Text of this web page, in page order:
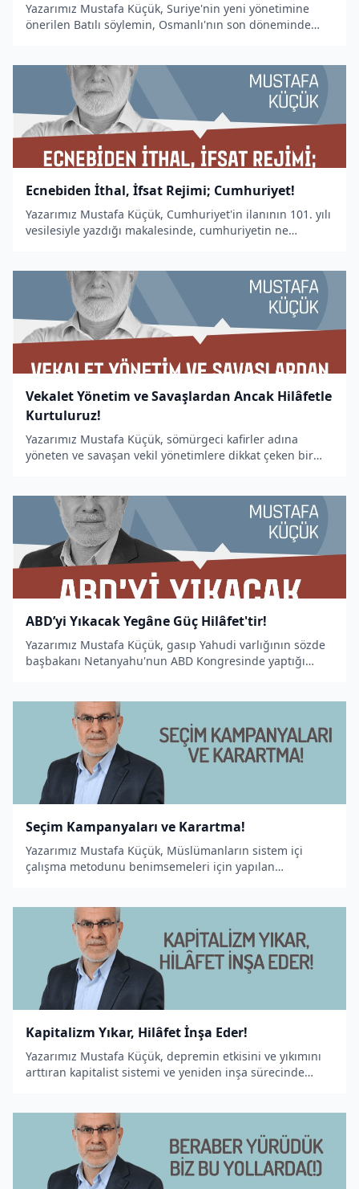
Yazarımız Mustafa Küçük, Suriye'nin yeni yönetimine
önerilen Batılı söylemin, Osmanlı'nın son döneminde
Ecnebiden İthal, İfsat Rejimi; Cumhuriyet!
Yazarımız Mustafa Küçük, Cumhuriyet'in ilanının 101. yılı
vesilesiyle yazdığı makalesinde, cumhuriyetin ne
Vekalet Yönetim ve Savaşlardan Ancak Hilâfetle
Kurtuluruz!
Yazarımız Mustafa Küçük, sömürgeci kafirler adına
yöneten ve savaşan vekil yönetimlere dikkat çeken bir
ABD’yi Yıkacak Yegâne Güç Hilâfet'tir!
Yazarımız Mustafa Küçük, gasıp Yahudi varlığının sözde
başbakanı Netanyahu'nun ABD Kongresinde yaptığı
Seçim Kampanyaları ve Karartma!
Yazarımız Mustafa Küçük, Müslümanların sistem içi
çalışma metodunu benimsemeleri için yapılan
Kapitalizm Yıkar, Hilâfet İnşa Eder!
Yazarımız Mustafa Küçük, depremin etkisini ve yıkımını
arttıran kapitalist sistemi ve yeniden inşa sürecinde